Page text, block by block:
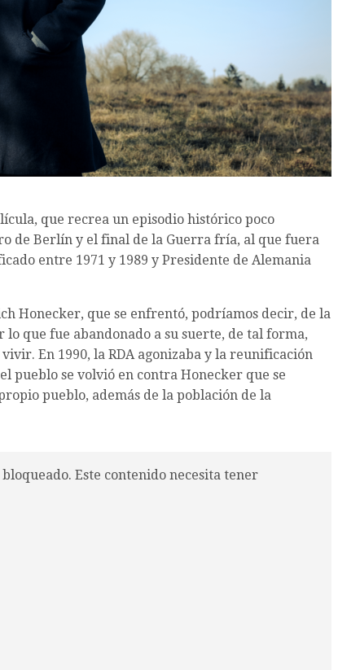
que recrea un episodio histórico poco
de Berlín y el final de la Guerra fría, al que fuera
entre 1971 y 1989 y Presidente de Alemania
Honecker, que se enfrentó, podríamos decir, de la
que fue abandonado a su suerte, de tal forma,
En 1990, la RDA agonizaba y la reunificación
pueblo se volvió en contra Honecker que se
pueblo, además de la población de la
Este contenido necesita tener